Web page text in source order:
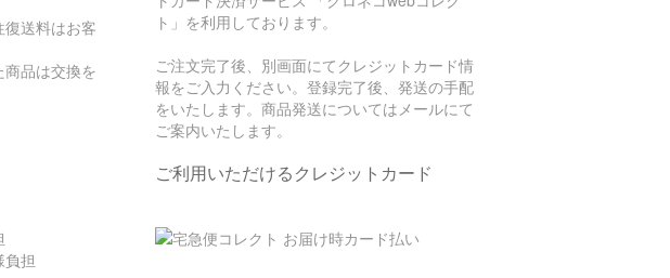
送料はお客
品は交換を
担
ト」を利用しております。
ご注文完了後、別画面にてクレジットカード情
報をご入力ください。登録完了後、発送の手配
をいたします。商品発送についてはメールにて
ご案内いたします。
ご利用いただけるクレジットカード